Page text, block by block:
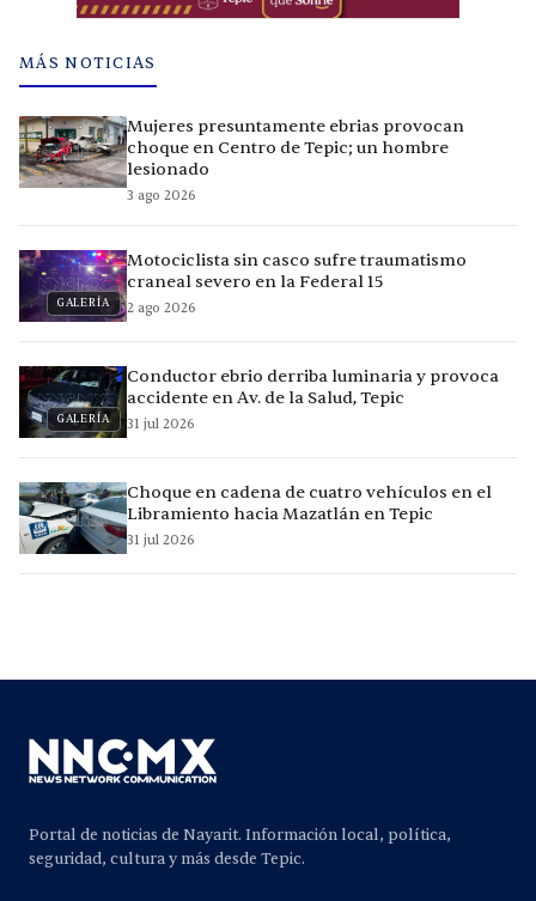
MÁS NOTICIAS
Mujeres presuntamente ebrias provocan
choque en Centro de Tepic; un hombre
lesionado
3 ago 2026
GALERÍA
Motociclista sin casco sufre traumatismo
craneal severo en la Federal 15
2 ago 2026
GALERÍA
Conductor ebrio derriba luminaria y provoca
accidente en Av. de la Salud, Tepic
31 jul 2026
Choque en cadena de cuatro vehículos en el
Libramiento hacia Mazatlán en Tepic
31 jul 2026
Portal de noticias de Nayarit. Información local, política,
seguridad, cultura y más desde Tepic.